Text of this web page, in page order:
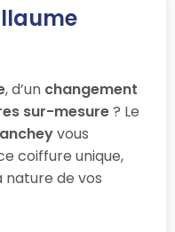
, d’un changement
sur-mesure? Le
vous
coiffure unique,
de vos